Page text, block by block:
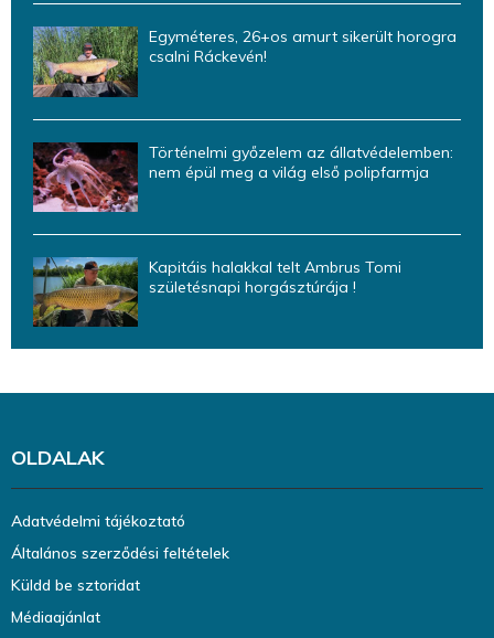
Egyméteres, 26+os amurt sikerült horogra
csalni Ráckevén!
Történelmi győzelem az állatvédelemben:
nem épül meg a világ első polipfarmja
Kapitáis halakkal telt Ambrus Tomi
születésnapi horgásztúrája !
OLDALAK
Adatvédelmi tájékoztató
Általános szerződési feltételek
Küldd be sztoridat
Médiaajánlat